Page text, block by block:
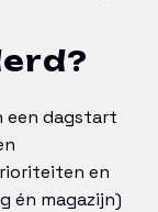
een dagstart
en
én magazijn)